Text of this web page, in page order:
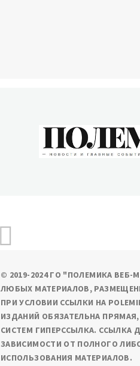
© 2019-2024 ГО "ПОЛЕМИКА
ЛЮБЫХ МАТЕРИАЛОВ,
ПРИ УСЛОВИИ ССЫЛКИ НА
ИЗДАНИЙ ОБЯЗАТЕЛЬНА
СИСТЕМ ГИПЕРССЫЛКА. ССЫЛКА
ЗАВИСИМОСТИ ОТ ПОЛНОГО
ИСПОЛЬЗОВАНИЯ МАТЕРИАЛОВ.